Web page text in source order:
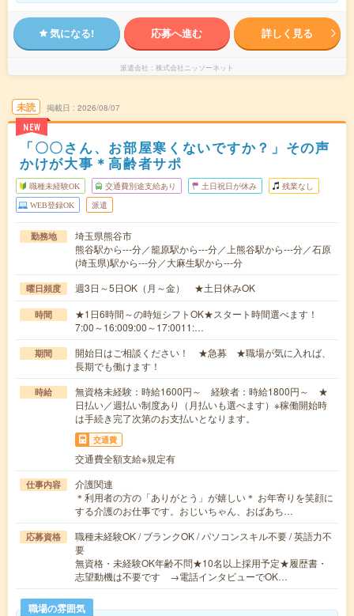
気になる! 応募へ進む 詳しく見る
派遣会社 株式会社ニッソーネット
未読
NEW
掲載日 2026/08/07
「〇〇さん、お部屋寒くないですか？」その声
かけが大事＊高齢者サポ
職種未経験OK 交通費別途支給あり 土日祝日が休み 残業なし
WEB登録OK 派遣
勤務地
埼玉県熊谷市
熊谷駅から---分／籠原駅から---分／上熊谷駅から---分／石原
(埼玉県)駅から---分／大麻生駅から---分
曜日頻度 週3日～5日OK（月～金） ★土日休みOK
時間
★1日6時間～の時短シフトOK★スタート時間選べます！
7:00～16:009:00～17:0011:…
期間
開始日はご相談ください！ ★急募 ★職場が気に入れば、
長期でも働けます！
時給
無資格未経験：時給1600円～ 経験者：時給1800円～ ★
日払い／週払い制度あり（月払いも選べます）※稼働開始時
は手続き完了次第のお支払いとなります。
交通費
交通費全額支給※規定有
仕事内容
介護関連
＊利用者の方の「ありがとう」が嬉しい＊ お年寄りを笑顔に
する介護のお仕事です。おじいちゃん、おばあち…
応募資格
職種未経験OK / ブランクOK / パソコンスキル不要 / 英語力不
要
無資格・未経験OK年齢不問★10名以上採用予定★履歴書・
志望動機は不要です →電話インタビューでOK…
職場の雰囲気